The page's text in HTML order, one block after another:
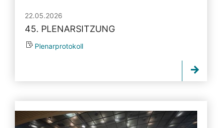
22.05.2026
45. PLENARSITZUNG
Plenarprotokoll